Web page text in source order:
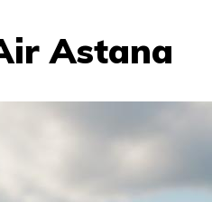
Astana